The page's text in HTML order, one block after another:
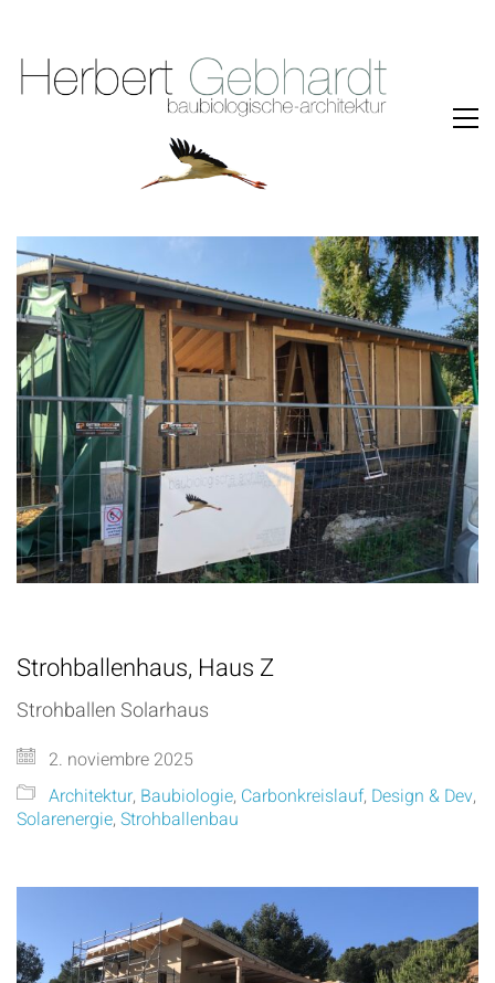
Strohballenhaus, Haus Z
Strohballen Solarhaus
2. noviembre 2025
Architektur, Baubiologie, Carbonkreislauf, Design & Dev,
Solarenergie, Strohballenbau